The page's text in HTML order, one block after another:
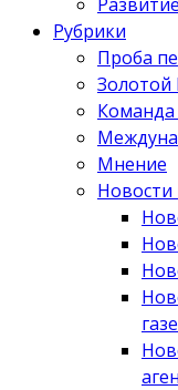
Рубрики
Проба
Золотой
Мнение
Новости